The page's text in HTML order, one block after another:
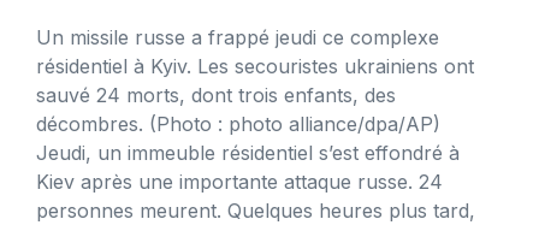
Un missile russe a frappé jeudi ce complexe
résidentiel à Kyiv. Les secouristes ukrainiens ont
sauvé 24 morts, dont trois enfants, des
décombres. (Photo : photo alliance/dpa/AP)
Jeudi, un immeuble résidentiel s’est effondré à
Kiev après une importante attaque russe. 24
personnes meurent. Quelques heures plus tard,